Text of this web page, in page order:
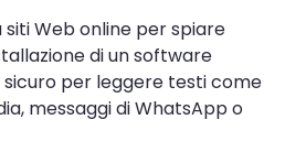
siti Web online per spiare
di un software
per leggere testi come
messaggi di WhatsApp o